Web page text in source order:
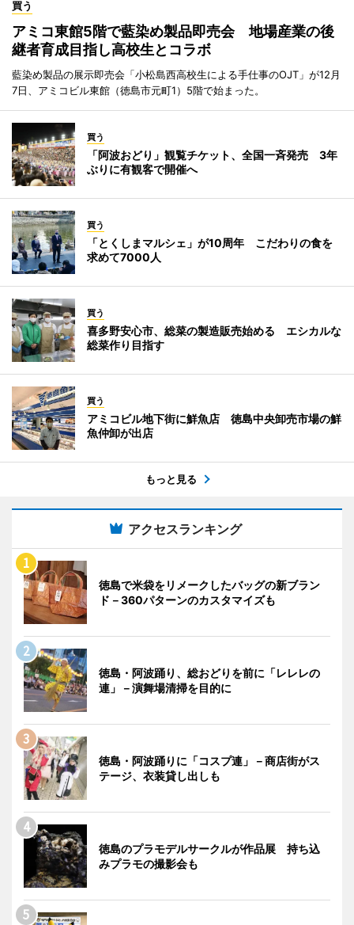
買う
アミコ東館5階で藍染め製品即売会 地場産業の後
継者育成目指し高校生とコラボ
藍染め製品の展示即売会「小松島西高校生による手仕事のOJT」が12月
7日、アミコビル東館（徳島市元町1）5階で始まった。
買う
「阿波おどり」観覧チケット、全国一斉発売 3年
ぶりに有観客で開催へ
買う
「とくしまマルシェ」が10周年 こだわりの食を
求めて7000人
買う
喜多野安心市、総菜の製造販売始める エシカルな
総菜作り目指す
買う
アミコビル地下街に鮮魚店 徳島中央卸売市場の鮮
魚仲卸が出店
もっと見る
アクセスランキング
徳島で米袋をリメークしたバッグの新ブラン
ド－360パターンのカスタマイズも
徳島・阿波踊り、総おどりを前に「レレレの
連」－演舞場清掃を目的に
徳島・阿波踊りに「コスプ連」－商店街がス
テージ、衣装貸し出しも
徳島のプラモデルサークルが作品展 持ち込
みプラモの撮影会も